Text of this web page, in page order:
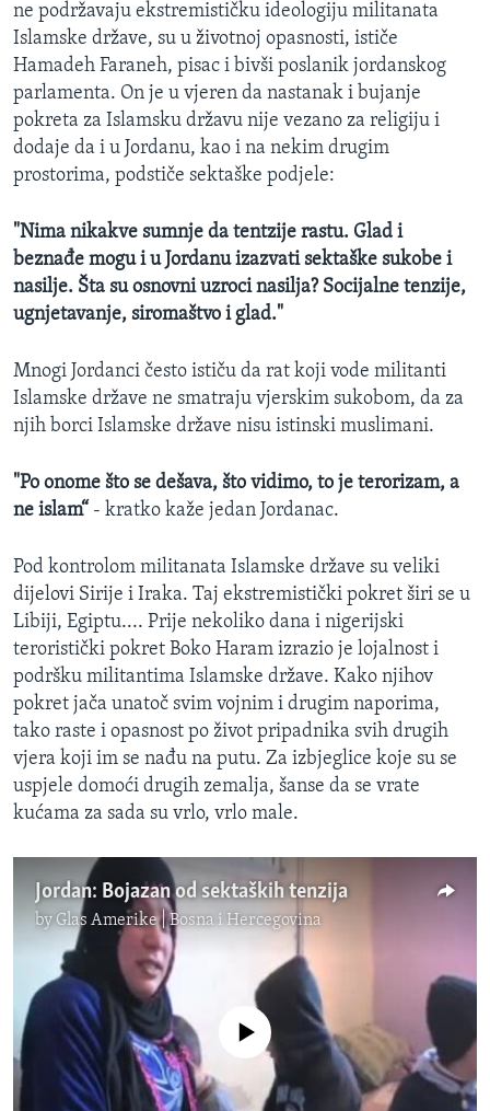
ne podržavaju ekstremističku ideologiju militanata
Islamske države, su u životnoj opasnosti, ističe
Hamadeh Faraneh, pisac i bivši poslanik jordanskog
parlamenta. On je u vjeren da nastanak i bujanje
pokreta za Islamsku državu nije vezano za religiju i
dodaje da i u Jordanu, kao i na nekim drugim
prostorima, podstiče sektaške podjele:
"Nima nikakve sumnje da tentzije rastu. Glad i
beznađe mogu i u Jordanu izazvati sektaške sukobe i
nasilje. Šta su osnovni uzroci nasilja? Socijalne tenzije,
ugnjetavanje, siromaštvo i glad."
Mnogi Jordanci često ističu da rat koji vode militanti
Islamske države ne smatraju vjerskim sukobom, da za
njih borci Islamske države nisu istinski muslimani.
"Po onome što se dešava, što vidimo, to je terorizam, a
ne islam“ - kratko kaže jedan Jordanac.
Pod kontrolom militanata Islamske države su veliki
dijelovi Sirije i Iraka. Taj ekstremistički pokret širi se u
Libiji, Egiptu.... Prije nekoliko dana i nigerijski
teroristički pokret Boko Haram izrazio je lojalnost i
podršku militantima Islamske države. Kako njihov
pokret jača unatoč svim vojnim i drugim naporima,
tako raste i opasnost po život pripadnika svih drugih
vjera koji im se nađu na putu. Za izbjeglice koje su se
uspjele domoći drugih zemalja, šanse da se vrate
kućama za sada su vrlo, vrlo male.
Jordan: Bojazan od sektaških tenzija
by Glas Amerike | Bosna i Hercegovina
No media source currently available